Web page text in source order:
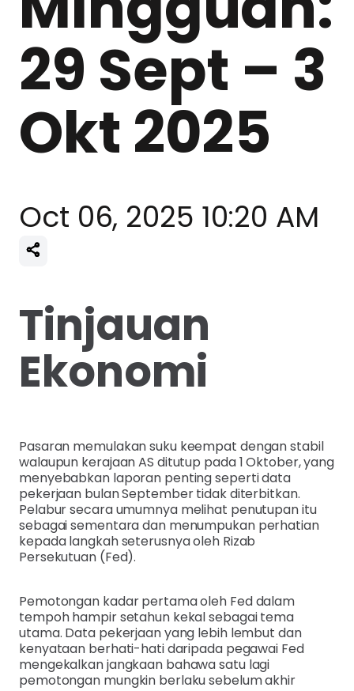
29 Sept – 3
Okt 2025
Oct 06, 2025 10:20 AM
Tinjauan
Ekonomi
Pasaran memulakan suku keempat dengan stabil
walaupun kerajaan AS ditutup pada 1 Oktober, yang
menyebabkan laporan penting seperti data
pekerjaan bulan September tidak diterbitkan.
Pelabur secara umumnya melihat penutupan itu
sebagai sementara dan menumpukan perhatian
kepada langkah seterusnya oleh Rizab
Persekutuan (Fed).
Pemotongan kadar pertama oleh Fed dalam
tempoh hampir setahun kekal sebagai tema
utama. Data pekerjaan yang lebih lembut dan
kenyataan berhati-hati daripada pegawai Fed
mengekalkan jangkaan bahawa satu lagi
pemotongan mungkin berlaku sebelum akhir